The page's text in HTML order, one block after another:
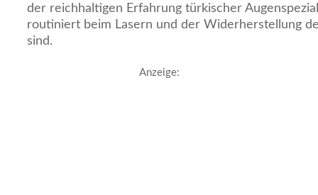
der reichhaltigen Erfahrung türkischer
routiniert beim Lasern und der Widerherstellung
sind.
Anzeige: